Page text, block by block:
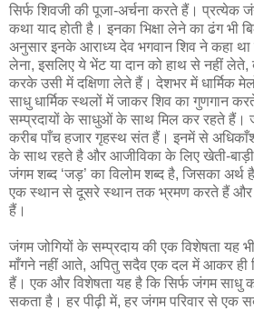
सिर्फ शिवजी की पूजा-अर्चना करते हैं। प्रत्येक
कथा याद होती है। इनका भिक्षा लेने का ढंग भी
अनुसार इनके आराध्य देव भगवान शिव ने कहा था
लेना, इसलिए ये भेंट या दान को हाथ से नहीं
करके उसी में दक्षिणा लेते हैं। देशभर में धार्मिक
साधु धार्मिक स्थलों में जाकर शिव का गुणगान
सम्प्रदायों के साधुओं के साथ मिल कर रहते हैं।
करीब पाँच हजार गृहस्थ संत हैं। इनमें से
के साथ रहते है और आजीविका के लिए खेती-बाड़ी
जंगम शब्द ‘जड़’ का विलोम शब्द है, जिसका अर्थ
एक स्थान से दूसरे स्थान तक भ्रमण करते हैं और
हैं।
जंगम जोगियों के सम्प्रदाय की एक विशेषता यह
माँगने नहीं आते, अपितु सदैव एक दल में आकर ही
हैं। एक और विशेषता यह है कि सिर्फ जंगम साधु
सकता है। हर पीढ़ी में, हर जंगम परिवार से एक